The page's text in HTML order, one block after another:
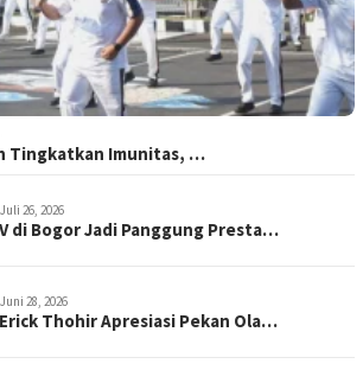
Tingkatkan Imunitas, …
Juli 26, 2026
V di Bogor Jadi Panggung Presta…
Juni 28, 2026
Thohir Apresiasi Pekan Ola…